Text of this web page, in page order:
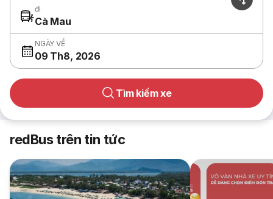
đi
Cà Mau
NGÀY VỀ
09 Th8, 2026
Tìm kiếm xe
redBus trên tin tức